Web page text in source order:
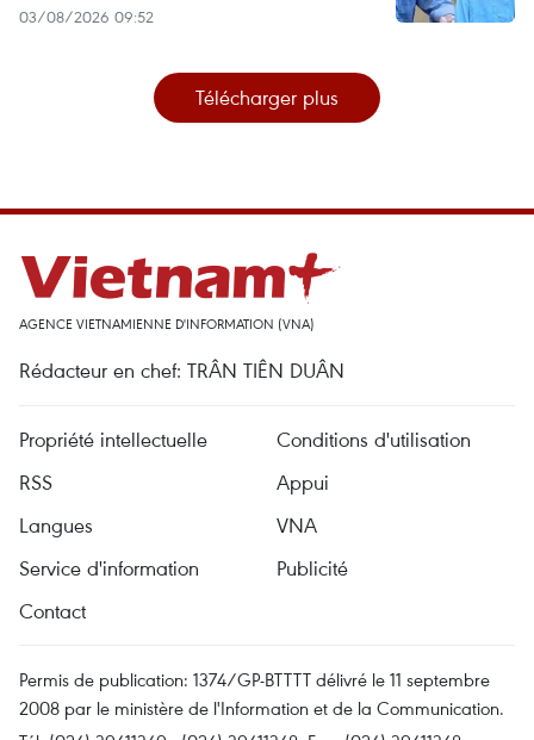
03/08/2026 09:52
Télécharger plus
AGENCE VIETNAMIENNE D'INFORMATION (VNA)
Rédacteur en chef: TRÂN TIÊN DUÂN
Propriété intellectuelle
Conditions d'utilisation
RSS
Appui
Langues
VNA
Service d'information
Publicité
Contact
Permis de publication: 1374/GP-BTTTT délivré le 11 septembre
2008 par le ministère de l'Information et de la Communication.